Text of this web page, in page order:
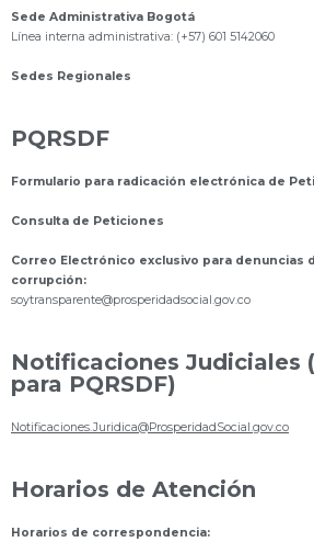
Sede Administrativa Bogotá
Línea interna administrativa: (+57) 601 5142060
Sedes Regionales
PQRSDF
Formulario para radicación electrónica de
Consulta de Peticiones
Correo Electrónico exclusivo para denuncias
corrupción:
soytransparente@prosperidadsocial.gov.co
Notificaciones Judiciales
para PQRSDF)
Notificaciones.Juridica@ProsperidadSocial.gov.co
Horarios de Atención
Horarios de correspondencia: